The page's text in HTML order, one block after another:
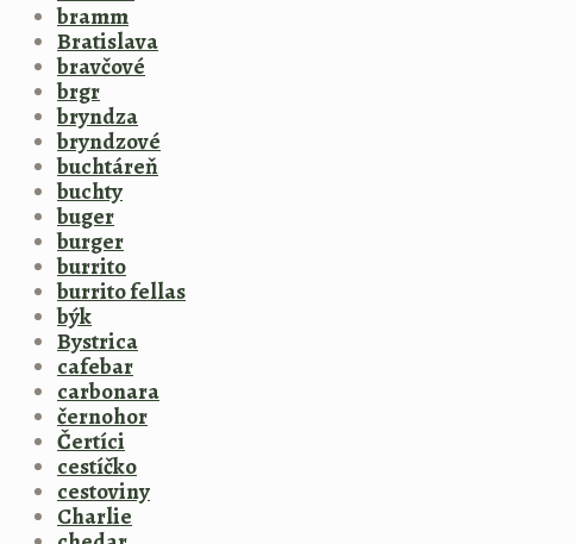
bramm
Bratislava
bravčové
brgr
bryndza
bryndzové
buchtáreň
buchty
buger
burger
burrito
burrito fellas
býk
Bystrica
cafebar
carbonara
černohor
Čertíci
cestíčko
cestoviny
Charlie